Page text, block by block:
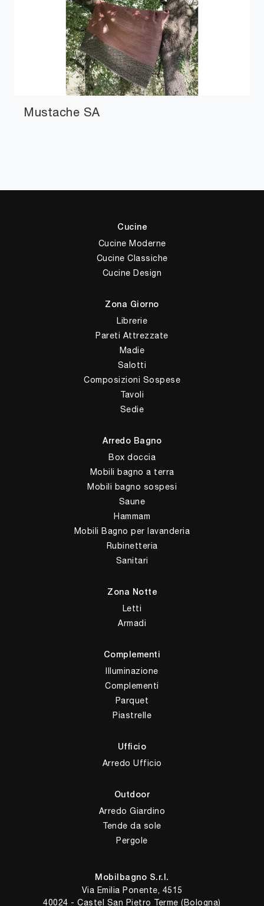
Mustache SA
Cucine
Cucine Moderne
Cucine Classiche
Cucine Design
Zona Giorno
Librerie
Pareti Attrezzate
Madie
Salotti
Composizioni Sospese
Tavoli
Sedie
Arredo Bagno
Box doccia
Mobili bagno a terra
Mobili bagno sospesi
Saune
Hammam
Mobili Bagno per lavanderia
Rubinetteria
Sanitari
Zona Notte
Letti
Armadi
Complementi
Illuminazione
Complementi
Parquet
Piastrelle
Ufficio
Arredo Ufficio
Outdoor
Arredo Giardino
Tende da sole
Pergole
Mobilbagno S.r.l.
Via Emilia Ponente, 4515
40024 - Castel San Pietro Terme (Bologna)